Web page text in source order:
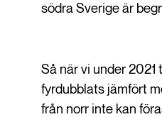
södra Sverige är
Så när vi under
fyrdubblats jämfört
från norr inte kan